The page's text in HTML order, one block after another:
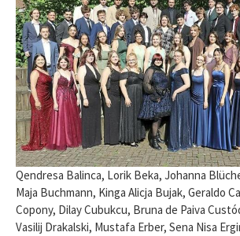
Qendresa Balinca, Lorik Beka, Johanna
Maja Buchmann, Kinga Alicja Bujak, Geraldo
Copony, Dilay Cubukcu, Bruna de Paiva
Vasilij Drakalski, Mustafa Erber, Sena Nisa